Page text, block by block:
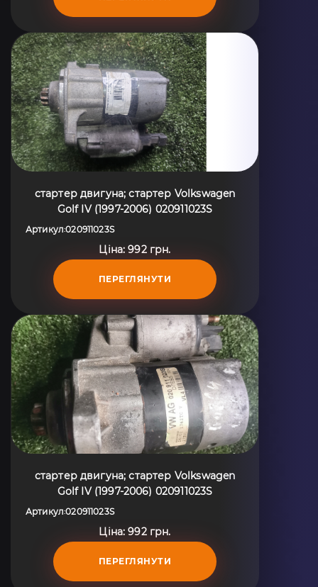
стартер двигуна; стартер Volkswagen
Golf IV (1997-2006) 020911023S
Артикул:020911023S
Ціна: 992 грн.
ПЕРЕГЛЯНУТИ
стартер двигуна; стартер Volkswagen
Golf IV (1997-2006) 020911023S
Артикул:020911023S
Ціна: 992 грн.
ПЕРЕГЛЯНУТИ